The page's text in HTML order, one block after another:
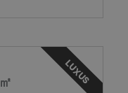
LUXUS